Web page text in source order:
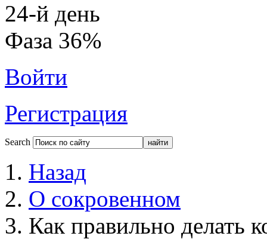
24-й день
Фаза 36%
Войти
Регистрация
Search
Назад
О сокровенном
Как правильно делать